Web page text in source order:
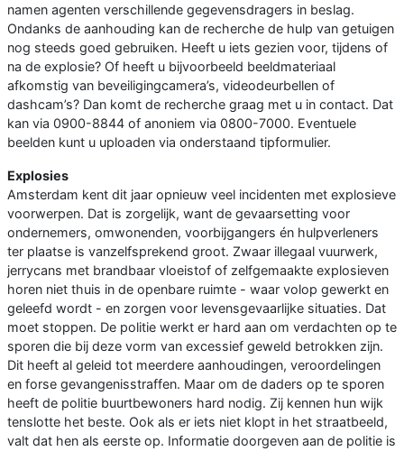
namen agenten verschillende gegevensdragers in beslag.
Ondanks de aanhouding kan de recherche de hulp van getuigen
nog steeds goed gebruiken. Heeft u iets gezien voor, tijdens of
na de explosie? Of heeft u bijvoorbeeld beeldmateriaal
afkomstig van beveiligingcamera’s, videodeurbellen of
dashcam’s? Dan komt de recherche graag met u in contact. Dat
kan via 0900-8844 of anoniem via 0800-7000. Eventuele
beelden kunt u uploaden via onderstaand tipformulier.
Explosies
Amsterdam kent dit jaar opnieuw veel incidenten met explosieve
voorwerpen. Dat is zorgelijk, want de gevaarsetting voor
ondernemers, omwonenden, voorbijgangers én hulpverleners
ter plaatse is vanzelfsprekend groot. Zwaar illegaal vuurwerk,
jerrycans met brandbaar vloeistof of zelfgemaakte explosieven
horen niet thuis in de openbare ruimte - waar volop gewerkt en
geleefd wordt - en zorgen voor levensgevaarlijke situaties. Dat
moet stoppen. De politie werkt er hard aan om verdachten op te
sporen die bij deze vorm van excessief geweld betrokken zijn.
Dit heeft al geleid tot meerdere aanhoudingen, veroordelingen
en forse gevangenisstraffen. Maar om de daders op te sporen
heeft de politie buurtbewoners hard nodig. Zij kennen hun wijk
tenslotte het beste. Ook als er iets niet klopt in het straatbeeld,
valt dat hen als eerste op. Informatie doorgeven aan de politie is